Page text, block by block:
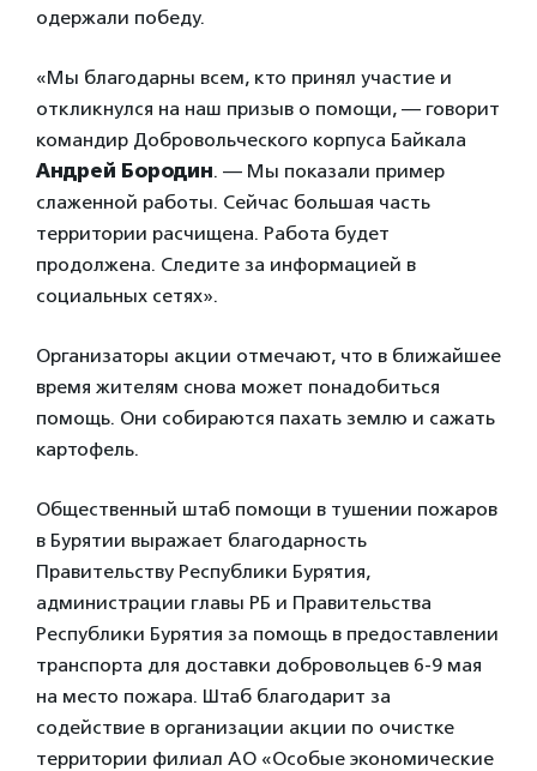
одержали победу.
«Мы благодарны всем, кто принял участие и
откликнулся на наш призыв о помощи, — говорит
командир Добровольческого корпуса Байкала
Андрей Бородин. — Мы показали пример
слаженной работы. Сейчас большая часть
территории расчищена. Работа будет
продолжена. Следите за информацией в
социальных сетях».
Организаторы акции отмечают, что в ближайшее
время жителям снова может понадобиться
помощь. Они собираются пахать землю и сажать
картофель.
Общественный штаб помощи в тушении пожаров
в Бурятии выражает благодарность
Правительству Республики Бурятия,
администрации главы РБ и Правительства
Республики Бурятия за помощь в предоставлении
транспорта для доставки добровольцев 6-9 мая
на место пожара. Штаб благодарит за
содействие в организации акции по очистке
территории филиал АО «Особые экономические